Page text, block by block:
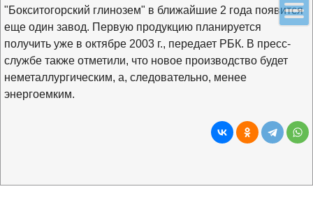
"Бокситогорский глинозем" в ближайшие 2 года появится
еще один завод. Первую продукцию планируется
получить уже в октябре 2003 г., передает РБК. В пресс-
службе также отметили, что новое производство будет
неметаллургическим, а, следовательно, менее
энергоемким.